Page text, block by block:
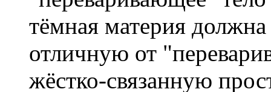
тёмная материя
отличную от
жёстко-связанную